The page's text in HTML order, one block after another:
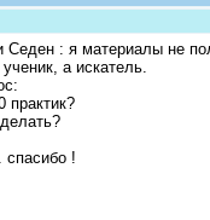
Седен : я материалы не
а искатель.
практик?
спасибо !